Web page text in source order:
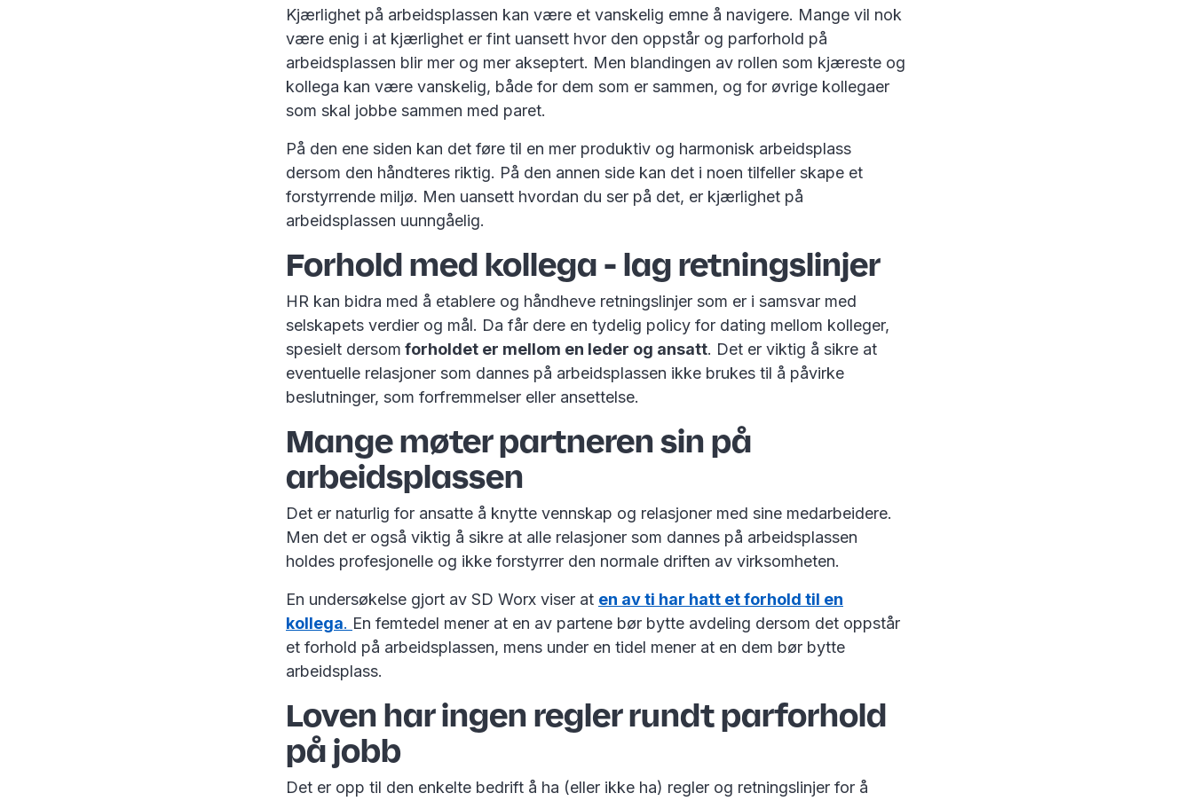
Kjærlighet på arbeidsplassen kan være et vanskelig emne å navigere. Mange vil nok
være enig i at kjærlighet er fint uansett hvor den oppstår og parforhold på
arbeidsplassen blir mer og mer akseptert. Men blandingen av rollen som kjæreste og
kollega kan være vanskelig, både for dem som er sammen, og for øvrige kollegaer
som skal jobbe sammen med paret.
På den ene siden kan det føre til en mer produktiv og harmonisk arbeidsplass
dersom den håndteres riktig. På den annen side kan det i noen tilfeller skape et
forstyrrende miljø. Men uansett hvordan du ser på det, er kjærlighet på
arbeidsplassen uunngåelig.
Forhold med kollega - lag retningslinjer
HR kan bidra med å etablere og håndheve retningslinjer som er i samsvar med
selskapets verdier og mål. Da får dere en tydelig policy for dating mellom kolleger,
spesielt dersom forholdet er mellom en leder og ansatt. Det er viktig å sikre at
eventuelle relasjoner som dannes på arbeidsplassen ikke brukes til å påvirke
beslutninger, som forfremmelser eller ansettelse.
Mange møter partneren sin på
arbeidsplassen
Det er naturlig for ansatte å knytte vennskap og relasjoner med sine medarbeidere.
Men det er også viktig å sikre at alle relasjoner som dannes på arbeidsplassen
holdes profesjonelle og ikke forstyrrer den normale driften av virksomheten.
En undersøkelse gjort av SD Worx viser at en av ti har hatt et forhold til en
kollega. En femtedel mener at en av partene bør bytte avdeling dersom det oppstår
et forhold på arbeidsplassen, mens under en tidel mener at en dem bør bytte
arbeidsplass.
Loven har ingen regler rundt parforhold
på jobb
Det er opp til den enkelte bedrift å ha (eller ikke ha) regler og retningslinjer for å